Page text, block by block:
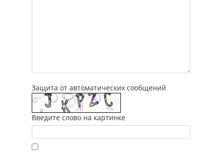
Защита от автоматических сообщений
Введите слово на картинке